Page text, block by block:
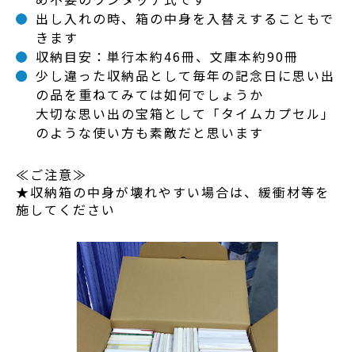
出し入れの時、箱の中身を入替えすることもで
きます
収納目安：単行本約46冊、文庫本約90冊
少し違った収納品として毎年の記念日に思い出
の品を重ねてみては如何でしょうか
大切な思い出の宝箱として「タイムカプセル」
のような使い方も素敵だと思います
≪ご注意≫
★収納箱の中身が壊れやすい場合は、緩衝材等を
施してください